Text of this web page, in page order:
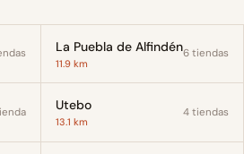
La Puebla de Alfindén
11.9 km
6 tiendas
Utebo
13.1 km
4 tiendas